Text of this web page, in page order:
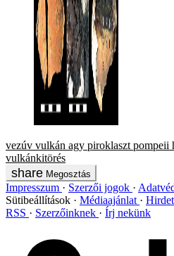
vezúv vulkán agy piroklaszt pompeii
vulkánkitörés
Megosztás
Impresszum Szerzői jogok
Sütibeállítások
Médiaajánlat
RSS
Szerzőinknek Írj nekünk